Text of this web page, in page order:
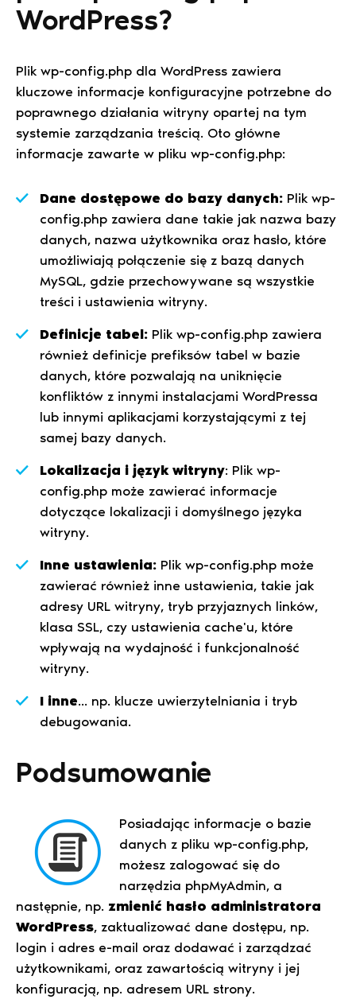
WordPress?
Plik wp-config.php dla WordPress zawiera
kluczowe informacje konfiguracyjne potrzebne do
poprawnego działania witryny opartej na tym
systemie zarządzania treścią. Oto główne
informacje zawarte w pliku wp-config.php:
Dane dostępowe do bazy danych: Plik wp-
config.php zawiera dane takie jak nazwa bazy
danych, nazwa użytkownika oraz hasło, które
umożliwiają połączenie się z bazą danych
MySQL, gdzie przechowywane są wszystkie
treści i ustawienia witryny.
Definicje tabel: Plik wp-config.php zawiera
również definicje prefiksów tabel w bazie
danych, które pozwalają na uniknięcie
konfliktów z innymi instalacjami WordPressa
lub innymi aplikacjami korzystającymi z tej
samej bazy danych.
Lokalizacja i język witryny: Plik wp-
config.php może zawierać informacje
dotyczące lokalizacji i domyślnego języka
witryny.
Inne ustawienia: Plik wp-config.php może
zawierać również inne ustawienia, takie jak
adresy URL witryny, tryb przyjaznych linków,
klasa SSL, czy ustawienia cache'u, które
wpływają na wydajność i funkcjonalność
witryny.
I inne... np. klucze uwierzytelniania i tryb
debugowania.
Podsumowanie
Posiadając informacje o bazie
danych z pliku wp-config.php,
możesz zalogować się do
narzędzia phpMyAdmin, a
następnie, np. zmienić hasło administratora
WordPress, zaktualizować dane dostępu, np.
login i adres e-mail oraz dodawać i zarządzać
użytkownikami, oraz zawartością witryny i jej
konfiguracją, np. adresem URL strony.